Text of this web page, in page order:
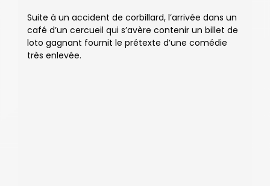
Suite à un accident de corbillard, l’arrivée dans un
café d’un cercueil qui s’avère contenir un billet de
loto gagnant fournit le prétexte d’une comédie
très enlevée.